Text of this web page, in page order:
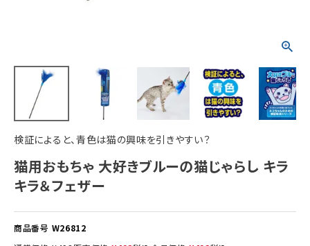
検証によると、青色は猫の興味を引きやすい？
猫用おもちゃ 大好きブルーの猫じゃらし キラ
キラ＆フェザー
商品番号 W26812